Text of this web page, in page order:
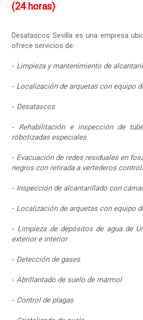
(24 horas)
Desatascos Sevilla es una empresa
ofrece servicios de:
- Limpieza y mantenimiento de
- Localización de arquetas con equipo
- Desatascos
- Rehabilitación e inspección de
robotizadas especiales
- Evacuación de redes residuales en
negros con retirada a vertederos
- Inspección de alcantarillado con
- Localización de arquetas con equipo
- Limpieza de depósitos de agua de
exterior e interior
- Detección de gases
- Abrillantado de suelo de mármol
- Control de plagas